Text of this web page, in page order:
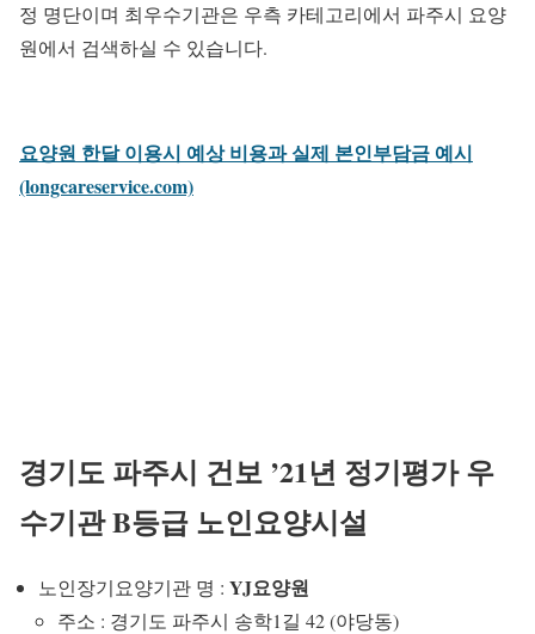
정 명단이며 최우수기관은 우측 카테고리에서 파주시 요양
원에서 검색하실 수 있습니다.
요양원 한달 이용시 예상 비용과 실제 본인부담금 예시
(longcareservice.com)
경기도 파주시 건보 ’21년 정기평가 우
수기관 B등급 노인요양시설
노인장기요양기관 명 : YJ요양원
주소 : 경기도 파주시 송학1길 42 (야당동)